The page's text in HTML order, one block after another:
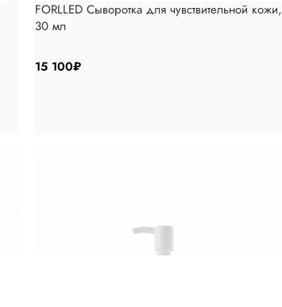
FORLLED Сыворотка для чувствительной кожи,
30 мл
15 100₽